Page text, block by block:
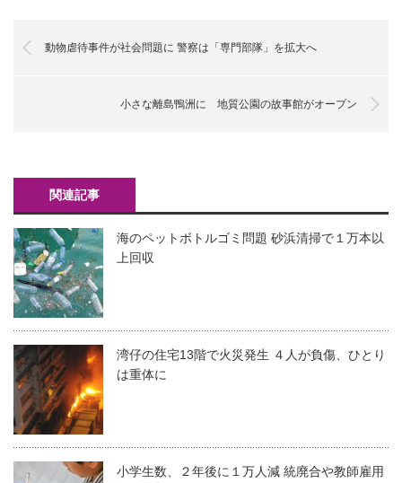
動物虐待事件が社会問題に 警察は「専門部隊」を拡大へ
小さな離島鴨洲に 地質公園の故事館がオープン
関連記事
海のペットボトルゴミ問題 砂浜清掃で１万本以
上回収
湾仔の住宅13階で火災発生 ４人が負傷、ひとり
は重体に
小学生数、２年後に１万人減 統廃合や教師雇用